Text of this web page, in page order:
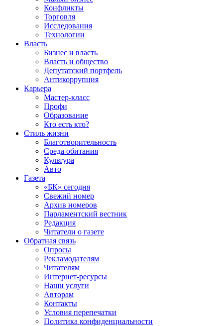
Конфликты
Торговля
Исследования
Технологии
Власть
Бизнес и власть
Власть и общество
Депутатский портфель
Антикоррупция
Карьера
Мастер-класс
Профи
Образование
Кто есть кто?
Стиль жизни
Благотворительность
Среда обитания
Культура
Авто
Газета
«БК» сегодня
Свежий номер
Архив номеров
Парламентский вестник
Редакция
Читатели о газете
Обратная связь
Опросы
Рекламодателям
Читателям
Интернет-ресурсы
Наши услуги
Авторам
Контакты
Условия перепечатки
Политика конфиденциальности